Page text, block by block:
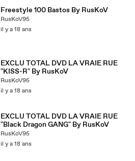
Freestyle 100 Bastos By RusKoV
RusKoV95
il y a 18 ans
EXCLU TOTAL DVD LA VRAIE RUE
"KISS-R" By RusKoV
RusKoV95
il y a 18 ans
EXCLU TOTAL DVD LA VRAIE RUE
"Black Dragon GANG" By RusKoV
RusKoV95
il y a 18 ans